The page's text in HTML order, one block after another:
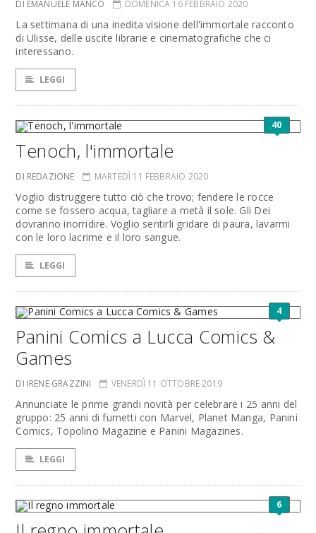
DI EMANUELE MANCO DOMENICA 16 FEBBRAIO 2020
La settimana di una inedita visione dell'immortale racconto
di Ulisse, delle uscite librarie e cinematografiche che ci
interessano.
LEGGI
40
Tenoch, l'immortale
DI REDAZIONE MARTEDÌ 11 FEBBRAIO 2020
Voglio distruggere tutto ciò che trovo; fendere le rocce
come se fossero acqua, tagliare a metà il sole. Gli Dei
dovranno inorridire. Voglio sentirli gridare di paura, lavarmi
con le loro lacrime e il loro sangue.
LEGGI
4
Panini Comics a Lucca Comics &
Games
DI IRENE GRAZZINI VENERDÌ 11 OTTOBRE 2019
Annunciate le prime grandi novità per celebrare i 25 anni del
gruppo: 25 anni di fumetti con Marvel, Planet Manga, Panini
Comics, Topolino Magazine e Panini Magazines.
LEGGI
6